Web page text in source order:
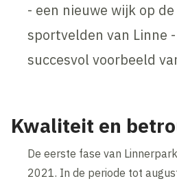
- een nieuwe wijk op
sportvelden van Linne
succesvol voorbeeld
Kwaliteit en
De eerste fase van
2021. In de periode tot